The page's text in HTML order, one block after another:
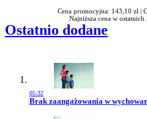
Cena promocyjna: 143,10 zł |
Najniższa cena w
Ostatnio dodane
05:32
Przejdź do artykułu:
Brak zaangażowania w